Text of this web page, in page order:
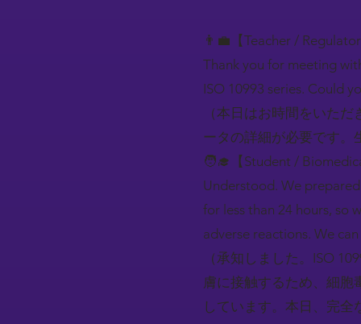
👨‍💼【Teacher /
Thank you for meeting
ISO 10993 series. Could
（本日はお時間をいた
ータの詳細が必要です。
🧑‍🎓【Student /
Understood. We
for less than 24 hours, so
adverse reactions. We
（承知しました。ISO
膚に接触するため、細胞
しています。本日、完全